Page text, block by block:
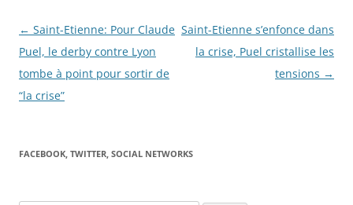
Post
navigation
← Saint-Etienne: Pour Claude
Puel, le derby contre Lyon
tombe à point pour sortir de
“la crise”
Saint-Etienne s’enfonce dans
la crise, Puel cristallise les
tensions →
FACEBOOK, TWITTER, SOCIAL NETWORKS